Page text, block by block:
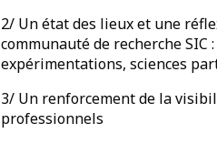
2/ Un état des lieux et une
communauté de recherche
expérimentations, sciences
3/ Un renforcement de la
professionnels